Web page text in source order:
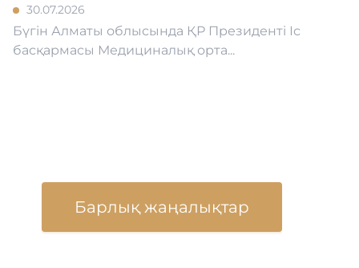
30.07.2026
Бүгін Алматы облысында ҚР Президенті Іс
басқармасы Медициналық орта...
Барлық жаңалықтар